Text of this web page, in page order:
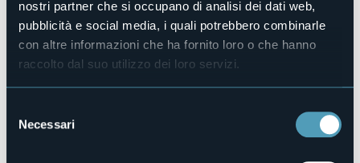
nostri partner che si occupano di analisi dei dati web,
pubblicità e social media, i quali potrebbero combinarle
con altre informazioni che ha fornito loro o che hanno
raccolto dal suo utilizzo dei loro servizi.
delNecessari
Domenica ore 15.00 Special guest: Gualtiero Cannarisi
direttore del doppiaggio italiano
Domenica ore 18.30 Presso la Biblioteca Rodari esibizione
musicale "Trio Ghibli"
Sabato e domenica dalle 10.00 alle 19.00 - Stand
Organizzatore